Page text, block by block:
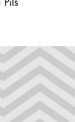
Pils